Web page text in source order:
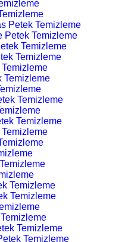
Petek Temizleme
Petek Temizleme
Temizleme
Temizleme
Temizleme
Temizleme
Temizleme
Temizleme
Temizleme
Temizleme
Temizleme
Temizleme